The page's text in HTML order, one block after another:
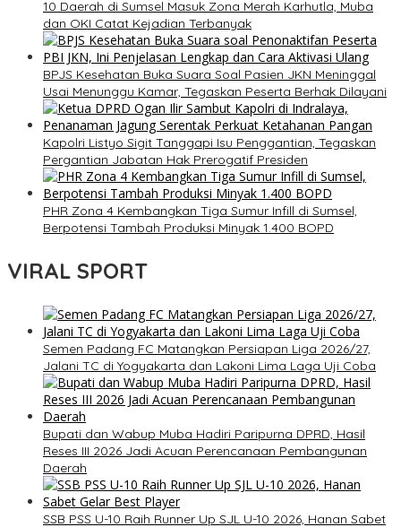
10 Daerah di Sumsel Masuk Zona Merah Karhutla, Muba
dan OKI Catat Kejadian Terbanyak
BPJS Kesehatan Buka Suara Soal Pasien JKN Meninggal
Usai Menunggu Kamar, Tegaskan Peserta Berhak Dilayani
Kapolri Listyo Sigit Tanggapi Isu Penggantian, Tegaskan
Pergantian Jabatan Hak Prerogatif Presiden
PHR Zona 4 Kembangkan Tiga Sumur Infill di Sumsel,
Berpotensi Tambah Produksi Minyak 1.400 BOPD
VIRAL SPORT
Semen Padang FC Matangkan Persiapan Liga 2026/27,
Jalani TC di Yogyakarta dan Lakoni Lima Laga Uji Coba
Bupati dan Wabup Muba Hadiri Paripurna DPRD, Hasil
Reses III 2026 Jadi Acuan Perencanaan Pembangunan
Daerah
SSB PSS U-10 Raih Runner Up SJL U-10 2026, Hanan Sabet